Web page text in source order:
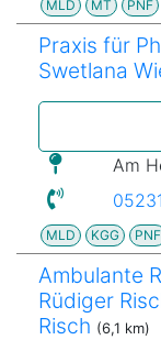
MLD MT PNF
Praxis für
Swetlana
Am
MLD KGG PNF
Ambulante
Rüdiger
Risch (6,1 km)